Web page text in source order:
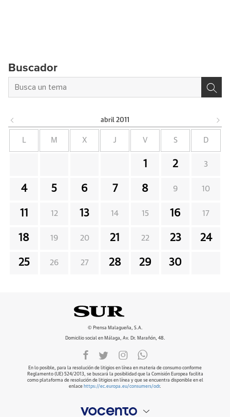
Buscador
abril 2011
L M X J V S D
1 2 3
4 5 6 7 8 9 10
11 12 13 14 15 16 17
18 19 20 21 22 23 24
25 26 27 28 29 30
© Prensa Malagueña, S.A.
Domicilio social en Málaga, Av. Dr. Marañón, 48.
En lo posible, para la resolución de litigios en línea en materia de consumo conforme
Reglamento (UE) 524/2013, se buscará la posibilidad que la Comisión Europea facilita
como plataforma de resolución de litigios en línea y que se encuentra disponible en el
enlace https://ec.europa.eu/consumers/odr.